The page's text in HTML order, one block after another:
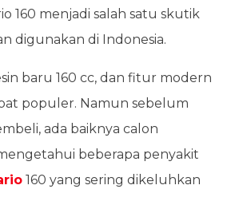
160 menjadi salah satu skutik
digunakan di Indonesia.
baru 160 cc, dan fitur modern
populer. Namun sebelum
ada baiknya calon
beberapa penyakit
160 yang sering dikeluhkan